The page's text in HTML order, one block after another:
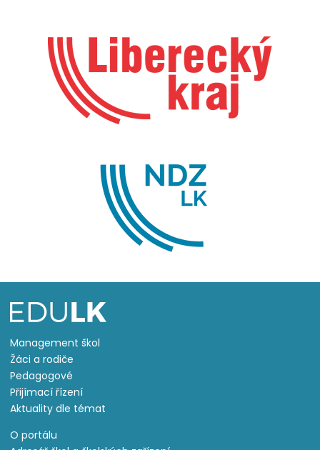
Management škol
Žáci a rodiče
Pedagogové
Přijímací řízení
Aktuality dle témat
O portálu